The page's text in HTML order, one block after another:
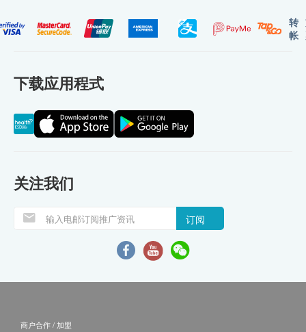
转
帐
下载应用程式
关注我们
订阅
商户合作 / 加盟